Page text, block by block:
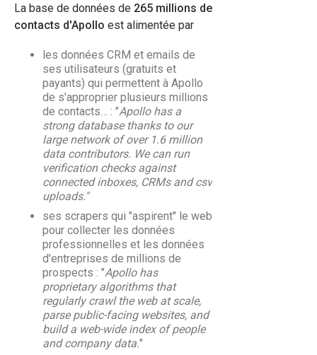
La base de données de 265 millions de
contacts d'Apollo est alimentée par
les données CRM et emails de
ses utilisateurs (gratuits et
payants) qui permettent à Apollo
de s'approprier plusieurs millions
de contacts… : "Apollo has a
strong database thanks to our
large network of over 1.6 million
data contributors. We can run
verification checks against
connected inboxes, CRMs and csv
uploads."
ses scrapers qui "aspirent" le web
pour collecter les données
professionnelles et les données
d'entreprises de millions de
prospects : "Apollo has
proprietary algorithms that
regularly crawl the web at scale,
parse public-facing websites, and
build a web-wide index of people
and company data."